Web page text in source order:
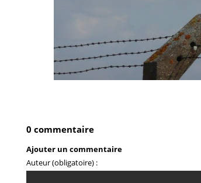
0 commentaire
Ajouter un commentaire
Auteur (obligatoire) :